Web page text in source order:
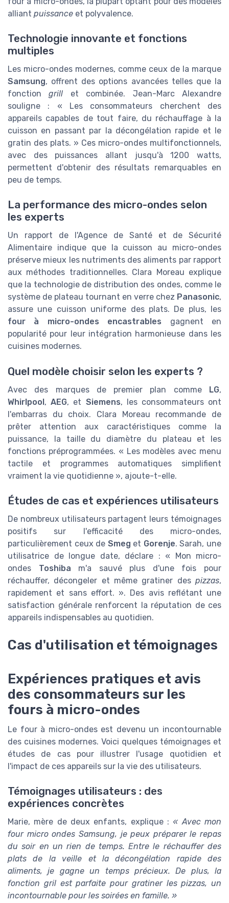
alliant puissance et polyvalence.
Technologie innovante et fonctions
multiples
Les micro-ondes modernes, comme ceux de la marque
Samsung, offrent des options avancées telles que la
fonctiongrill et combinée. Jean-Marc Alexandre
souligne : « Les consommateurs cherchent des
appareils capables de tout faire, du réchauffage à la
cuisson en passant par la décongélation rapide et le
gratin des plats. » Ces micro-ondes multifonctionnels,
avec des puissances allant jusqu'à 1200 watts,
permettent d'obtenir des résultats remarquables en
peu de temps.
La performance des micro-ondes selon
les experts
Un rapport de l'Agence de Santé et de Sécurité
Alimentaire indique que la cuisson au micro-ondes
préserve mieux les nutriments des aliments par rapport
aux méthodes traditionnelles. Clara Moreau explique
que la technologie de distribution des ondes, comme le
système de plateau tournant en verre chez Panasonic,
assure une cuisson uniforme des plats. De plus, les
four à micro-ondes encastrables gagnent en
popularité pour leur intégration harmonieuse dans les
cuisines modernes.
Quel modèle choisir selon les experts ?
Avec des marques de premier plan comme LG,
Whirlpool,AEG, et Siemens, les consommateurs ont
l'embarras du choix. Clara Moreau recommande de
prêter attention aux caractéristiques comme la
puissance, la taille du diamètre du plateau et les
fonctions préprogrammées. « Les modèles avec menu
tactile et programmes automatiques simplifient
vraiment la vie quotidienne », ajoute-t-elle.
Études de cas et expériences utilisateurs
De nombreux utilisateurs partagent leurs témoignages
positifs sur l'efficacité des micro-ondes,
particulièrement ceux de Smeg et Gorenje. Sarah, une
utilisatrice de longue date, déclare : « Mon micro-
ondes Toshiba m'a sauvé plus d'une fois pour
réchauffer, décongeler et même gratiner des pizzas,
rapidement et sans effort. ». Des avis reflétant une
satisfaction générale renforcent la réputation de ces
appareils indispensables au quotidien.
Cas d'utilisation et témoignages
Expériences pratiques et avis
des consommateurs sur les
fours à micro-ondes
Le four à micro-ondes est devenu un incontournable
des cuisines modernes. Voici quelques témoignages et
études de cas pour illustrer l'usage quotidien et
l'impact de ces appareils sur la vie des utilisateurs.
Témoignages utilisateurs : des
expériences concrètes
Marie, mère de deux enfants, explique : « Avec mon
four micro ondes Samsung, je peux préparer le repas
du soir en un rien de temps. Entre le réchauffer des
plats de la veille et la décongélation rapide des
aliments, je gagne un temps précieux. De plus, la
fonction gril est parfaite pour gratiner les pizzas, un
incontournable pour les soirées en famille. »